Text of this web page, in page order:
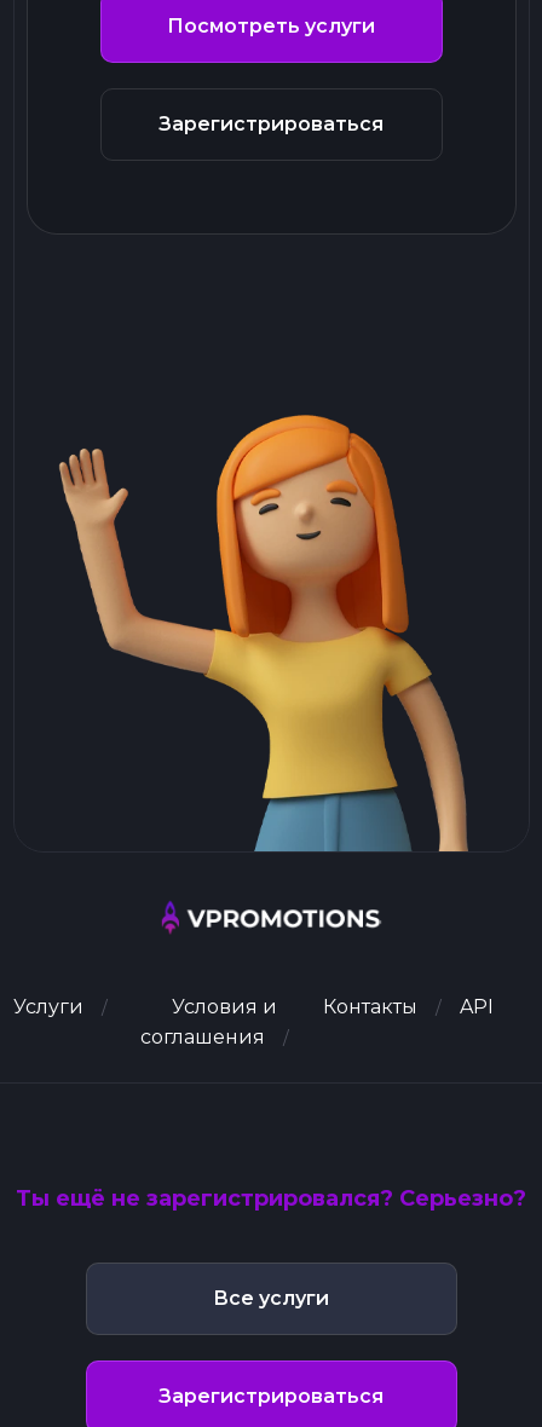
Посмотреть услуги
Зарегистрироваться
Услуги
Условия и
соглашения
Контакты API
Ты ещё не зарегистрировался? Серьезно?
Все услуги
Зарегистрироваться